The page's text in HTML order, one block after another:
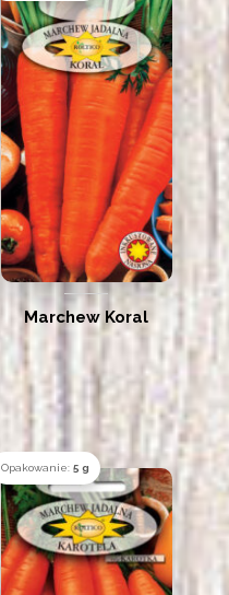
Marchew Koral
Opakowanie: 5 g